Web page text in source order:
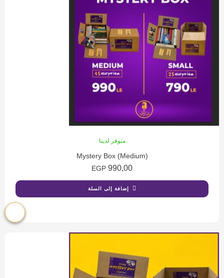
متوفر لدينا
Mystery Box (Medium)
990,00
EGP
إضافة إلى السلة